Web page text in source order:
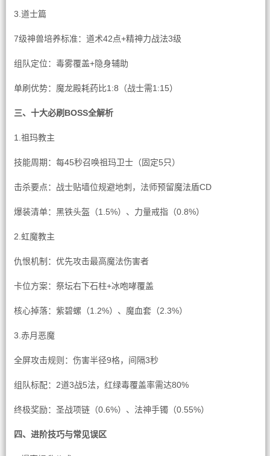
3.道士篇
7级神兽培养标准：道术42点+精神力战法3级
组队定位：毒雾覆盖+隐身辅助
单刷优势：魔龙殿耗药比1:8（战士需1:15）
三、十大必刷BOSS全解析
1.祖玛教主
技能周期：每45秒召唤祖玛卫士（固定5只）
击杀要点：战士贴墙位规避地刺，法师预留魔法盾CD
爆装清单：黑铁头盔（1.5%）、力量戒指（0.8%）
2.虹魔教主
仇恨机制：优先攻击最高魔法伤害者
卡位方案：祭坛右下石柱+冰咆哮覆盖
核心掉落：紫碧螺（1.2%）、魔血套（2.3%）
3.赤月恶魔
全屏攻击规则：伤害半径9格，间隔3秒
组队标配：2道3战5法，红绿毒覆盖率需达80%
终极奖励：圣战项链（0.6%）、法神手镯（0.55%）
四、进阶技巧与常见误区